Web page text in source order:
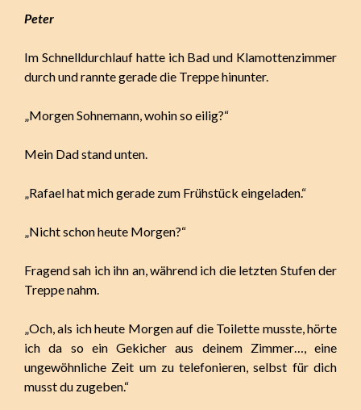
Peter
Im Schnelldurchlauf hatte ich Bad und Klamottenzimmer
durch und rannte gerade die Treppe hinunter.
„Morgen Sohnemann, wohin so eilig?“
Mein Dad stand unten.
„Rafael hat mich gerade zum Frühstück eingeladen.“
„Nicht schon heute Morgen?“
Fragend sah ich ihn an, während ich die letzten Stufen der
Treppe nahm.
„Och, als ich heute Morgen auf die Toilette musste, hörte
ich da so ein Gekicher aus deinem Zimmer…, eine
ungewöhnliche Zeit um zu telefonieren, selbst für dich
musst du zugeben.“